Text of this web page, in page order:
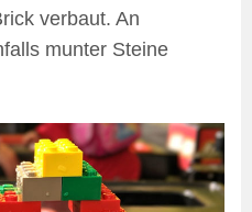
verbaut. An
munter Steine